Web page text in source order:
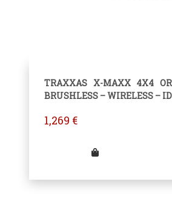
TRAXXAS X-MAXX 4X4
BRUSHLESS – WIRELESS –
1,269 €